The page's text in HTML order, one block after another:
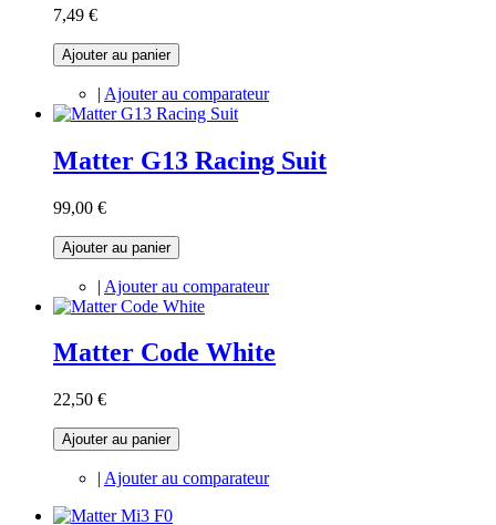
7,49 €
Ajouter au panier
| Ajouter au comparateur
Matter G13 Racing Suit
99,00 €
Ajouter au panier
| Ajouter au comparateur
Matter Code White
22,50 €
Ajouter au panier
| Ajouter au comparateur